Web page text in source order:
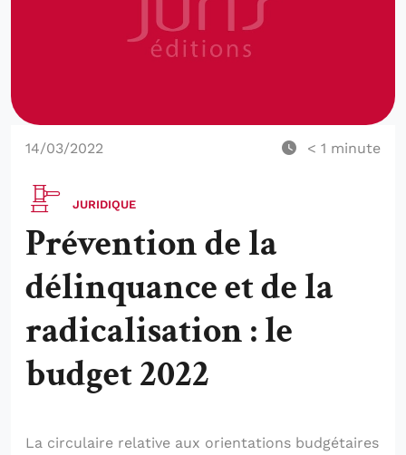
14/03/2022 < 1 minute
JURIDIQUE
Prévention de la
délinquance et de la
radicalisation : le
budget 2022
La circulaire relative aux orientations budgétaires